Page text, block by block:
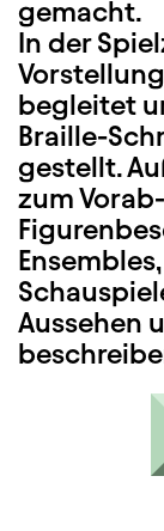
gemacht.
In der
begleitet
Braille-
gestellt.
zum
Aussehen